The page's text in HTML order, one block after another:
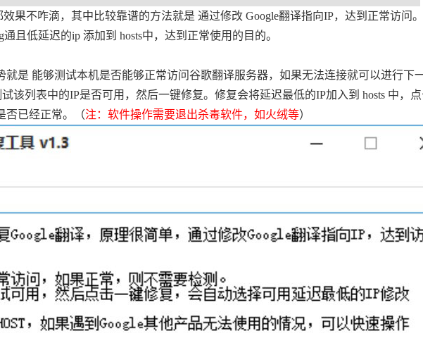
果不咋滴，其中比较靠谱的方法就是 通过修改 Google翻译指向IP，达到正常访问
且低延迟的ip 添加到 hosts中，达到正常使用的目的。
就是 能够测试本机是否能够正常访问谷歌翻译服务器，如果无法连接就可以进行下
该列表中的IP是否可用，然后一键修复。修复会将延迟最低的IP加入到 hosts 中，
否已经正常。（注：软件操作需要退出杀毒软件，如火绒等）